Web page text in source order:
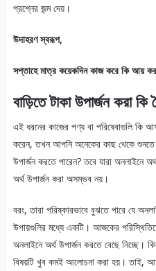
প্রশ্নের জন্ম দেয়।
উদাহরণ স্বরূপ,
সপ্তাহে মাত্র কয়েকদিন কাজ করে কি আয়
বাড়িতে টাকা উপার্জন করা কি
এই ধরনের কাজের পণ্য বা পরিষেবাগুলি কি
করেন, তখন আপনি অনেকের কাছ থেকে শুনতে
উপার্জন করতে পারেন? তবে যারা অনলাইনে
অর্থ উপার্জন করা অসম্ভব নয়।
বরং, তারা পরিষ্কারভাবে বুঝতে পারে যে
উপায়গুলির মধ্যে একটি। আজকের
অনলাইনে অর্থ উপার্জন করতে বেছে নিচ্ছে।
বিষয়টি খুব কমই আলোচনা করা হয়। তাই,